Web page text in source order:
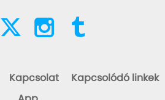
Seeds for a Kinder World, Part 1
of 2
Kapcsolat
Kapcsolódó linkek